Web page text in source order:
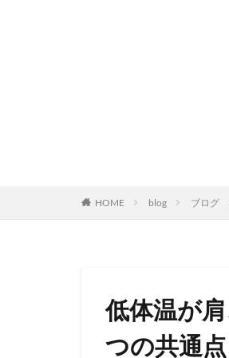
HOME blog ブログ
低体温が
つの共通点